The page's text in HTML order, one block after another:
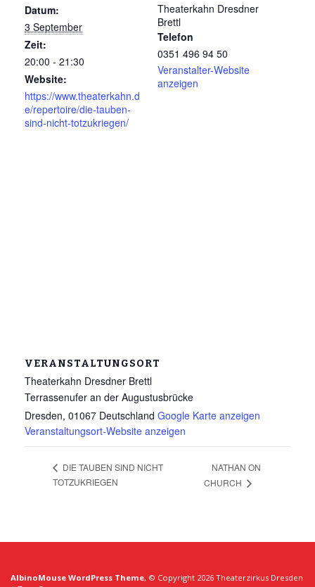
Datum:
3 September
Zeit:
20:00 - 21:30
Website:
https://www.theaterkahn.d
e/repertoire/die-tauben-
sind-nicht-totzukriegen/
Theaterkahn Dresdner
Brettl
Telefon
0351 496 94 50
Veranstalter-Website
anzeigen
VERANSTALTUNGSORT
Theaterkahn Dresdner Brettl
Terrassenufer an der Augustusbrücke
Dresden, 01067 Deutschland Google Karte anzeigen
Veranstaltungsort-Website anzeigen
DIE TAUBEN SIND NICHT
TOTZUKRIEGEN
NATHAN ON
CHURCH
AlbinoMouse WordPress Theme, © Copyright 2026 Theaterzirkus Dresden